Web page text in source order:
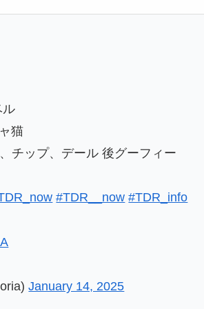
ル
猫
チップ、デール 後グーフィー
#TDR__now #TDR_info
January 14, 2025